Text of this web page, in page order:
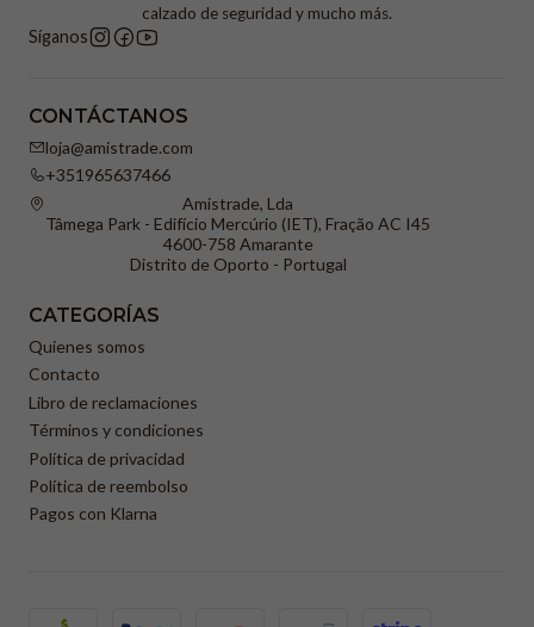
calzado de seguridad y mucho más.
Síganos
CONTÁCTANOS
loja@amistrade.com
+351965637466
Amistrade, Lda
Tâmega Park - Edifício Mercúrio (IET), Fração AC I45
4600-758 Amarante
Distrito de Oporto - Portugal
CATEGORÍAS
Quienes somos
Contacto
Libro de reclamaciones
Términos y condiciones
Política de privacidad
Política de reembolso
Pagos con Klarna